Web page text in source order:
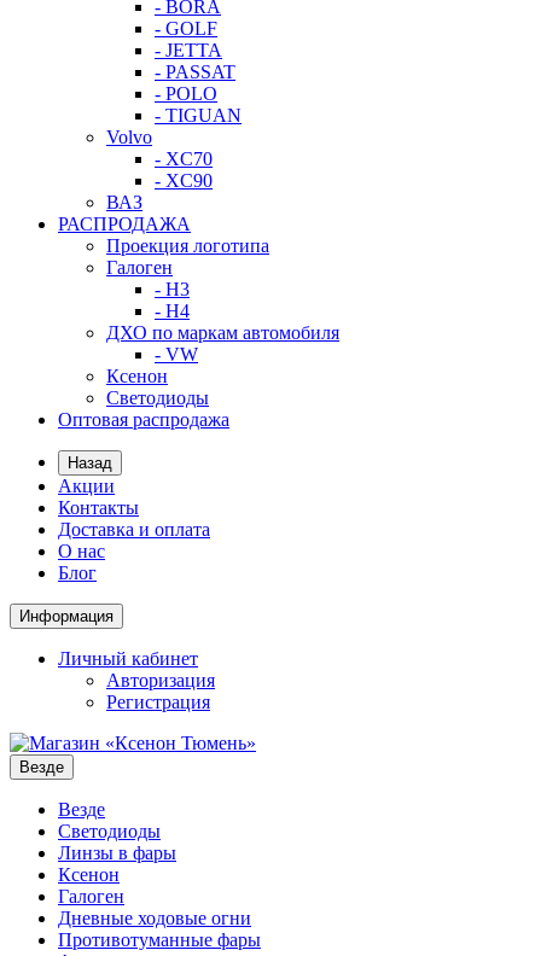
- BORA
- GOLF
- JETTA
- PASSAT
- POLO
- TIGUAN
Volvo
- XC70
- XC90
ВАЗ
РАСПРОДАЖА
Проекция логотипа
Галоген
- H3
- H4
ДХО по маркам автомобиля
- VW
Ксенон
Светодиоды
Оптовая распродажа
Назад
Акции
Контакты
Доставка и оплата
О нас
Блог
Информация
Личный кабинет
Авторизация
Регистрация
Везде
Везде
Светодиоды
Линзы в фары
Ксенон
Галоген
Дневные ходовые огни
Противотуманные фары